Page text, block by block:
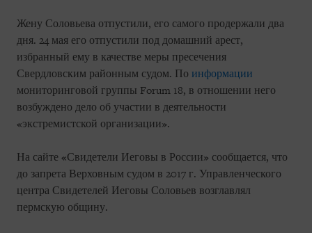
Жену Соловьева отпустили, его самого продержали два
дня. 24 мая его отпустили под домашний арест,
избранный ему в качестве меры пресечения
Свердловским районным судом. По информации
мониторинговой группы Forum 18, в отношении него
возбуждено дело об участии в деятельности
«экстремистской организации».
На сайте «Свидетели Иеговы в России» сообщается, что
до запрета Верховным судом в 2017 г. Управленческого
центра Свидетелей Иеговы Соловьев возглавлял
пермскую общину.